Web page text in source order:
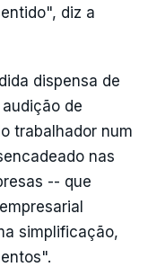
diz a
dispensa de
de
trabalhador num
nas
-- que
simplificação,